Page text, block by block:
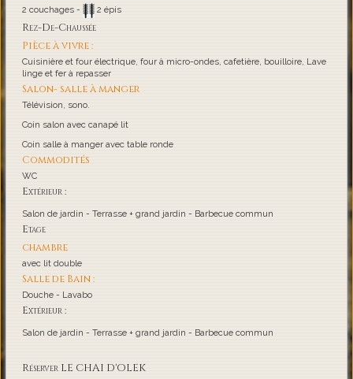
2 couchages - 2 épis
Rez-De-Chaussée
Pièce à vivre :
Cuisinière et four électrique, four à micro-ondes, cafetière, bouilloire, Lave
linge et fer à repasser
Salon- salle à manger
Télévision, sono.
Coin salon avec canapé lit
Coin salle à manger avec table ronde
Commodités
WC
Extérieur :
Salon de jardin - Terrasse + grand jardin - Barbecue commun
Etage
chambre
avec lit double
Salle de Bain :
Douche - Lavabo
Extérieur :
Salon de jardin - Terrasse + grand jardin - Barbecue commun
Réserver LE CHAI D'OLEK